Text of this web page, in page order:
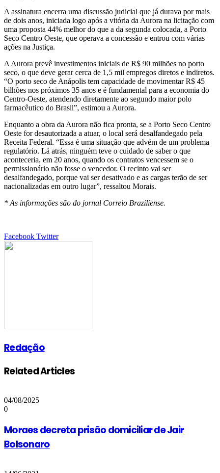
A assinatura encerra uma discussão judicial que já durava por mais
de dois anos, iniciada logo após a vitória da Aurora na licitação com
uma proposta 44% melhor do que a da segunda colocada, a Porto
Seco Centro Oeste, que operava a concessão e entrou com várias
ações na Justiça.
A Aurora prevê investimentos iniciais de R$ 90 milhões no porto
seco, o que deve gerar cerca de 1,5 mil empregos diretos e indiretos.
“O porto seco de Anápolis tem capacidade de movimentar R$ 45
bilhões nos próximos 35 anos e é fundamental para a economia do
Centro-Oeste, atendendo diretamente ao segundo maior polo
farmacêutico do Brasil”, estimou a Aurora.
Enquanto a obra da Aurora não fica pronta, se a Porto Seco Centro
Oeste for desautorizada a atuar, o local será desalfandegado pela
Receita Federal. “Essa é uma situação que advém de um problema
regulatório. Lá atrás, ninguém teve o cuidado de saber o que
aconteceria, em 20 anos, quando os contratos vencessem se o
permissionário não fosse o vencedor. O recinto vai ser
desalfandegado, porque vai ser desativado e as cargas terão de ser
nacionalizadas em outro lugar”, ressaltou Morais.
* As informações são do jornal Correio Braziliense.
Facebook TwitterGoogle+
LinkedIn
StumbleUpon
Tumblr
Pinterest
Reddit
VKontakte
Share
Print
Redação
Related Articles
04/08/2025
0
Moraes decreta prisão domiciliar de Jair
Bolsonaro